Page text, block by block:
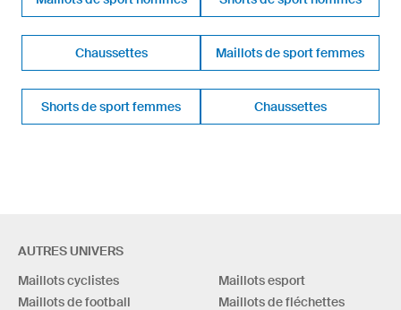
Chaussettes Maillots de sport femmes
Shorts de sport femmes Chaussettes
AUTRES UNIVERS
Maillots cyclistes
Maillots de football
Maillots esport
Maillots de fléchettes